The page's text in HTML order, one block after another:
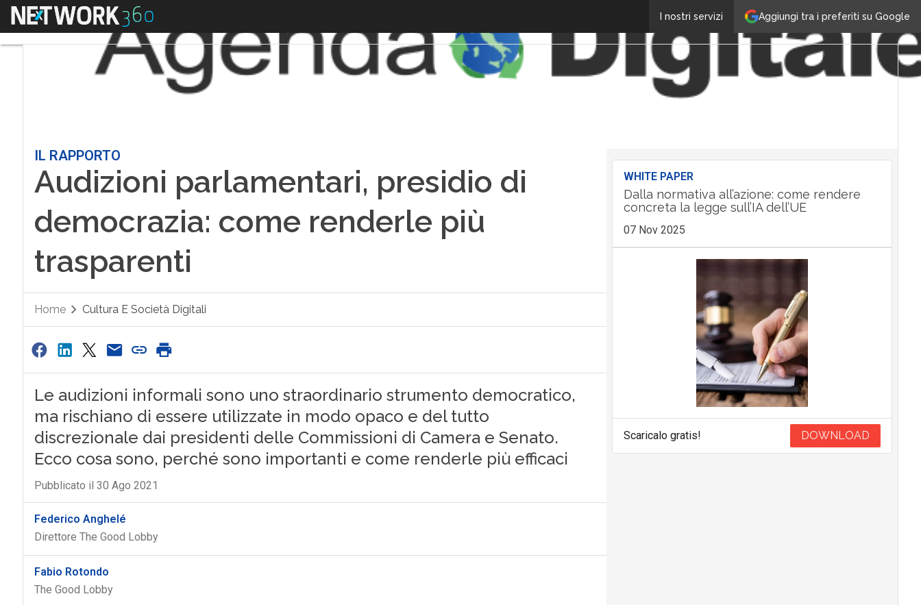
Aggiungi tra i preferiti su Google
I nostri servizi
Menu
IL RAPPORTO
Audizioni parlamentari, presidio di
democrazia: come renderle più
trasparenti
Home Cultura E Società Digitali
Le audizioni informali sono uno straordinario strumento democratico,
ma rischiano di essere utilizzate in modo opaco e del tutto
discrezionale dai presidenti delle Commissioni di Camera e Senato.
Ecco cosa sono, perché sono importanti e come renderle più efficaci
Pubblicato il 30 Ago 2021
Federico Anghelé
Direttore The Good Lobby
Fabio Rotondo
The Good Lobby
WHITE PAPER
Dalla normativa all’azione: come rendere
concreta la legge sull’IA dell’UE
07 Nov 2025
Scaricalo gratis! DOWNLOAD